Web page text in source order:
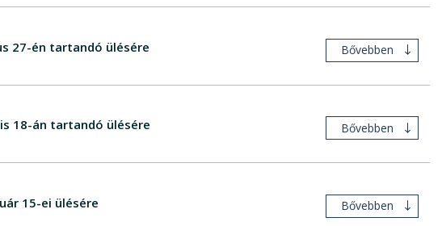
27-én tartandó ülésére Bővebben
18-án tartandó ülésére Bővebben
15-ei ülésére Bővebben